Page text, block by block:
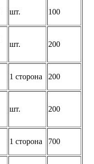
шт. 100
шт. 200
1 сторона 200
шт. 200
1 сторона 700